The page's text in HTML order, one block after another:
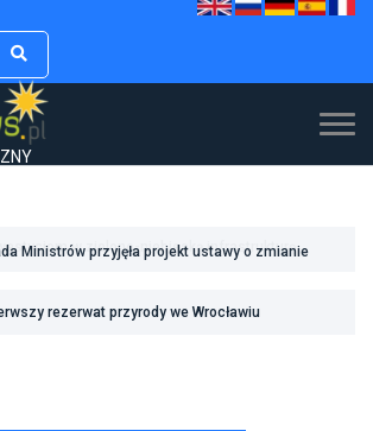
Ministrów przyjęła projekt ustawy o zmianie
rezerwat przyrody we Wrocławiu